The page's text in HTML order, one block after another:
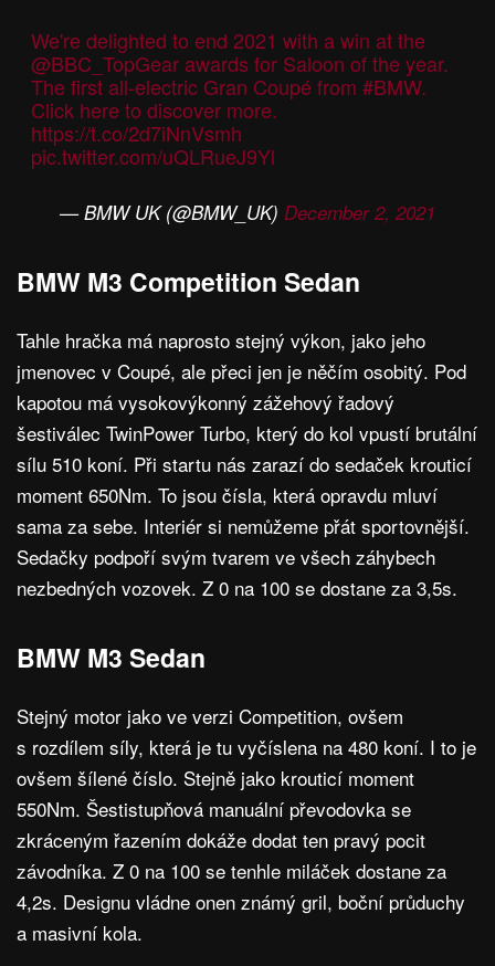
We're delighted to end 2021 with a win at the
@BBC_TopGearawards for Saloon of the year.
The first all-electric Gran Coupé from #BMW.
Click here to discover more.
https://t.co/2d7iNnVsmh
pic.twitter.com/uQLRueJ9Yl
— BMW UK (@BMW_UK) December 2, 2021
BMW M3 Competition Sedan
Tahle hračka má naprosto stejný výkon, jako jeho
jmenovec v Coupé, ale přeci jen je něčím osobitý. Pod
kapotou má vysokovýkonný zážehový řadový
šestiválec TwinPower Turbo, který do kol vpustí brutální
sílu 510 koní. Při startu nás zarazí do sedaček krouticí
moment 650Nm. To jsou čísla, která opravdu mluví
sama za sebe. Interiér si nemůžeme přát sportovnější.
Sedačky podpoří svým tvarem ve všech záhybech
nezbedných vozovek. Z 0 na 100 se dostane za 3,5s.
BMW M3 Sedan
Stejný motor jako ve verzi Competition, ovšem
s rozdílem síly, která je tu vyčíslena na 480 koní. I to je
ovšem šílené číslo. Stejně jako krouticí moment
550Nm. Šestistupňová manuální převodovka se
zkráceným řazením dokáže dodat ten pravý pocit
závodníka. Z 0 na 100 se tenhle miláček dostane za
4,2s. Designu vládne onen známý gril, boční průduchy
a masivní kola.